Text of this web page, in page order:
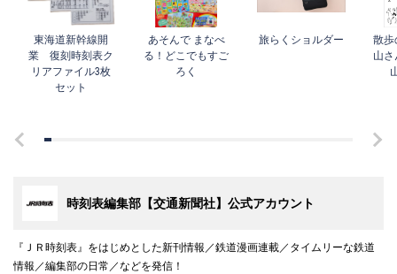
東海道新幹線開
業 復刻時刻表ク
リアファイル3枚
セット
あそんで まなべ
る！どこでもすご
ろく
旅らくショルダー
散歩
山さ
時刻表編集部【交通新聞社】公式アカウント
『ＪＲ時刻表』をはじめとした新刊情報／鉄道漫画連載／タイムリーな鉄道
情報／編集部の日常／などを発信！